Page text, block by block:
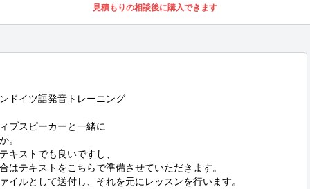
見積もりの相談後に購入できます
ドイツ語発音トレーニング
ブスピーカーと一緒に
。
キストでも良いですし、
はテキストをこちらで準備させていただきます。
イルとして送付し、それを元にレッスンを行います。